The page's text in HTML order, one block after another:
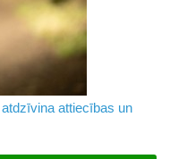
attiecības un